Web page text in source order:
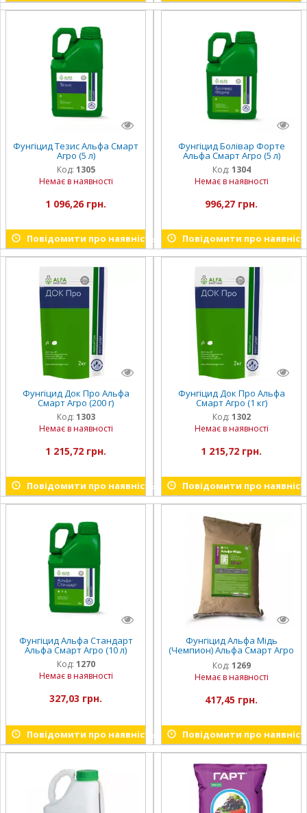
Фунгіцид Тезис Альфа Смарт
Агро (5 л)
Код: 1305
Немає в наявності
1 096,26 грн.
Повідомити про наявність
Фунгіцид Болівар Форте
Альфа Смарт Агро (5 л)
Код: 1304
Немає в наявності
996,27 грн.
Повідомити про
Фунгіцид Док Про Альфа
Смарт Агро (200 г)
Код: 1303
Немає в наявності
1 215,72 грн.
Повідомити про наявність
Фунгіцид Док Про Альфа
Смарт Агро (1 кг)
Код: 1302
Немає в наявності
1 215,72 грн.
Повідомити про
Фунгіцид Альфа Стандарт
Альфа Смарт Агро (10 л)
Код: 1270
Немає в наявності
327,03 грн.
Повідомити про наявність
Фунгіцид Альфа Мідь
(Чемпион) Альфа Смарт Агро
(10 кг)
Код: 1269
Немає в наявності
417,45 грн.
Повідомити про